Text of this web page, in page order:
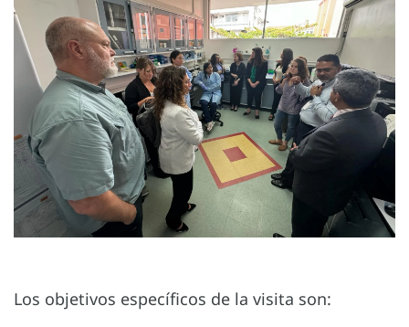
Los objetivos específicos de la visita son: